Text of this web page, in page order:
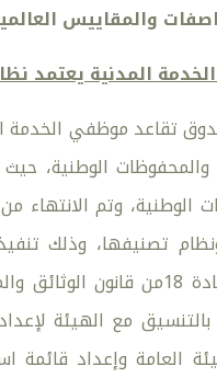
والمقاييس
المدنيةيعتمد
تقاعد موظفي الخدمة
الوطنية،
الوطنية، وتم
تصنيفها، وذلك
بالمرسوم السلطاني رقم 60 /2007،
مع الهيئة
العامة وإعداد قائمة